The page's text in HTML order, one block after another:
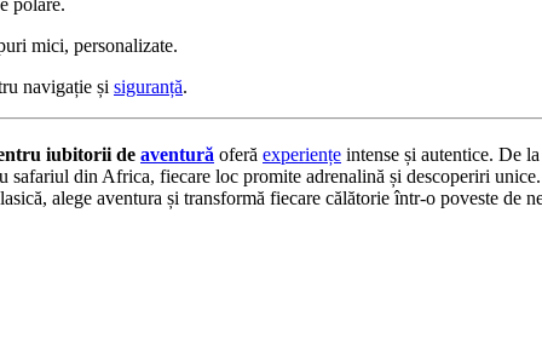
polare.
mici, personalizate.
navigație și siguranță.
iubitorii de aventură oferă experiențe intense și autentice. De
safariul din Africa, fiecare loc promite adrenalină și descoperiri
alege aventura și transformă fiecare călătorie într-o poveste de